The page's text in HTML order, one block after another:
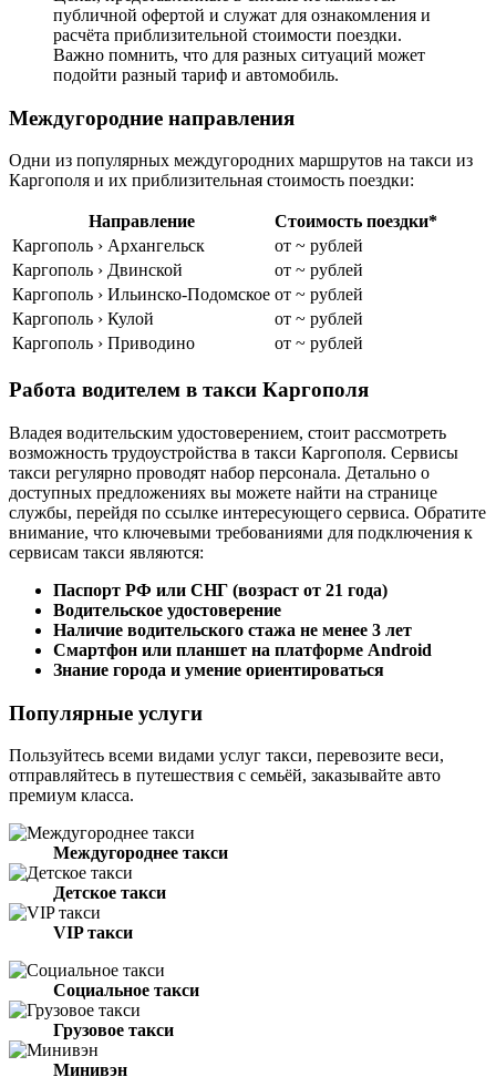
публичной офертой и служат для ознакомления и
расчёта приблизительной стоимости поездки.
Важно помнить, что для разных ситуаций может
подойти разный тариф и автомобиль.
Междугородние направления
Одни из популярных междугородних маршрутов на такси из
Каргополя и их приблизительная стоимость поездки:
Направление
Стоимость поездки*
Каргополь › Архангельск
от ~ рублей
Каргополь › Двинской
от ~ рублей
Каргополь › Ильинско-Подомское от ~ рублей
Каргополь › Кулой
от ~ рублей
Каргополь › Приводино
от ~ рублей
Работа водителем в такси Каргополя
Владея водительским удостоверением, стоит рассмотреть
возможность трудоустройства в такси Каргополя. Сервисы
такси регулярно проводят набор персонала. Детально о
доступных предложениях вы можете найти на странице
службы, перейдя по ссылке интересующего сервиса. Обратите
внимание, что ключевыми требованиями для подключения к
сервисам такси являются:
Паспорт РФ или СНГ (возраст от 21 года)
Водительское удостоверение
Наличие водительского стажа не менее 3 лет
Смартфон или планшет на платформе Android
Знание города и умение ориентироваться
Популярные услуги
Пользуйтесь всеми видами услуг такси, перевозите веси,
отправляйтесь в путешествия с семьёй, заказывайте авто
премиум класса.
Междугороднее такси
Детское такси
VIP такси
Социальное такси
Грузовое такси
Минивэн